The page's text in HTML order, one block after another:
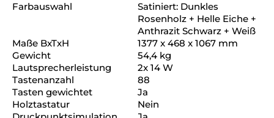
Farbauswahl
Satiniert: Dunkles
Rosenholz + Helle Eiche +
Anthrazit Schwarz + Weiß
Maße BxTxH
1377 x 468 x 1067 mm
Gewicht
54,4 kg
Lautsprecherleistung
2x 14 W
Tastenanzahl
88
Tasten gewichtet
Ja
Holztastatur
Nein